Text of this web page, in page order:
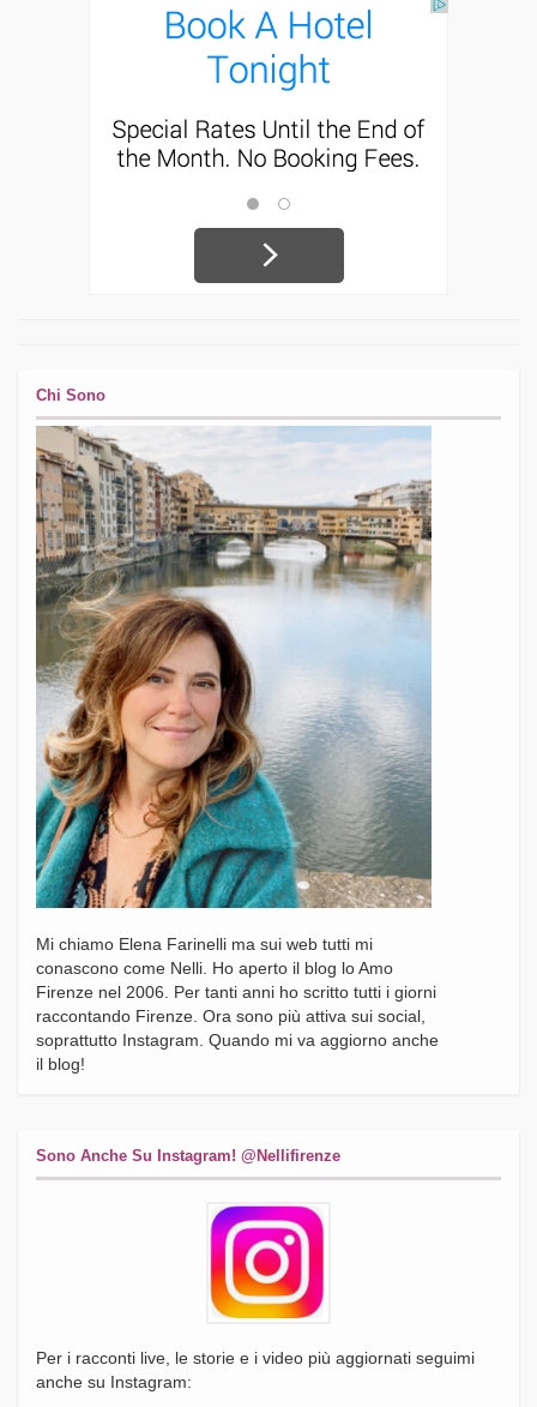
Chi Sono
Mi chiamo Elena Farinelli ma sui web tutti mi
conascono come Nelli. Ho aperto il blog lo Amo
Firenze nel 2006. Per tanti anni ho scritto tutti i giorni
raccontando Firenze. Ora sono più attiva sui social,
soprattutto Instagram. Quando mi va aggiorno anche
il blog!
Sono Anche Su Instagram! @nellifirenze
Per i racconti live, le storie e i video più aggiornati seguimi
anche su Instagram: